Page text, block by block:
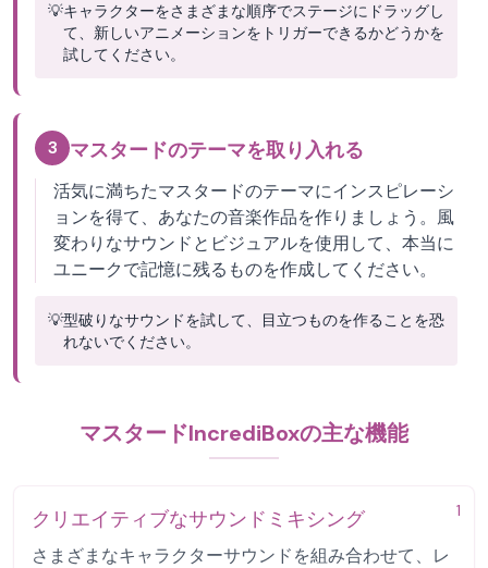
💡キャラクターをさまざまな順序でステージにドラッグし
て、新しいアニメーションをトリガーできるかどうかを
試してください。
3 マスタードのテーマを取り入れる
活気に満ちたマスタードのテーマにインスピレーシ
ョンを得て、あなたの音楽作品を作りましょう。風
変わりなサウンドとビジュアルを使用して、本当に
ユニークで記憶に残るものを作成してください。
💡型破りなサウンドを試して、目立つものを作ることを恐
れないでください。
マスタードIncrediBoxの主な機能
1
クリエイティブなサウンドミキシング
さまざまなキャラクターサウンドを組み合わせて、レ